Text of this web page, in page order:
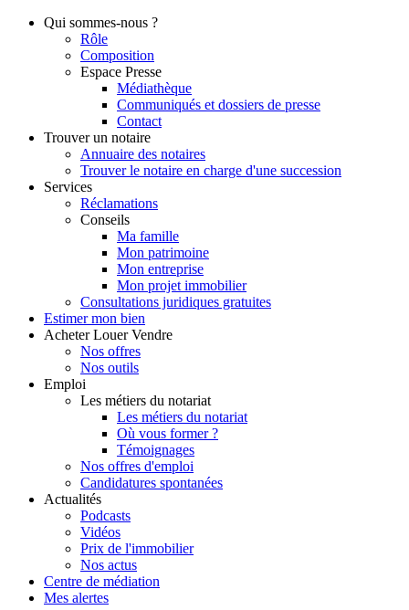
Qui sommes-nous ?
Rôle
Composition
Espace Presse
Médiathèque
Communiqués et dossiers de presse
Contact
Trouver un notaire
Annuaire des notaires
Trouver le notaire en charge d'une succession
Services
Réclamations
Conseils
Ma famille
Mon patrimoine
Mon entreprise
Mon projet immobilier
Consultations juridiques gratuites
Estimer mon bien
Acheter Louer Vendre
Nos offres
Nos outils
Emploi
Les métiers du notariat
Les métiers du notariat
Où vous former ?
Témoignages
Nos offres d'emploi
Candidatures spontanées
Actualités
Podcasts
Vidéos
Prix de l'immobilier
Nos actus
Centre de médiation
Mes alertes